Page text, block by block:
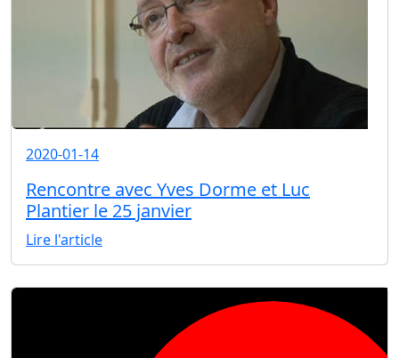
2020-01-14
Rencontre avec Yves Dorme et Luc
Plantier le 25 janvier
Lire l'article